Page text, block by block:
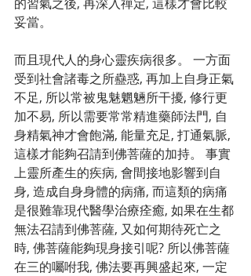
妥當。
而且現代人的身心靈疾病很多。 一方面
受到社會諸毒之所蠱惑, 再加上自身正氣
不足, 所以常被鬼魅魍魎所干擾, 修行更
加不易, 所以需要常常精進藥師法門, 自
身精氣神才會飽滿, 能量充足, 打通氣脈,
這樣才能夠召請到佛菩薩的加持。 事實
上靈所產生的疾病, 會間接地影響到自
身, 造成自身身體的病痛, 而這類的病痛
是很難靠現代醫學治療痊癒, 如果在生都
無法召請到佛菩薩, 又如何期待死亡之
時, 佛菩薩能夠現身接引呢? 所以佛菩薩
在三的囑咐我, 佛法要再興盛起來, 一定